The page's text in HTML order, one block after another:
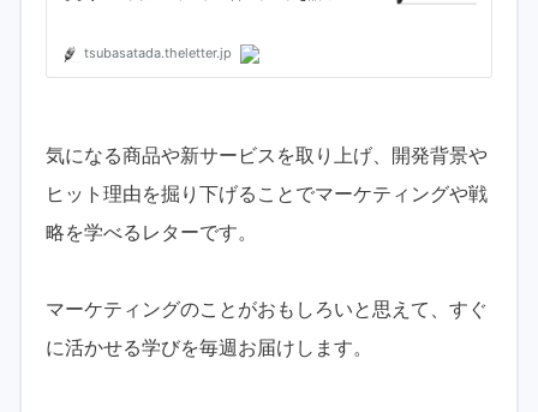
気になる商品や新サービスを取り上げ、開発背景や
ヒット理由を掘り下げることでマーケティングや戦
略を学べるレターです。
マーケティングのことがおもしろいと思えて、すぐ
に活かせる学びを毎週お届けします。